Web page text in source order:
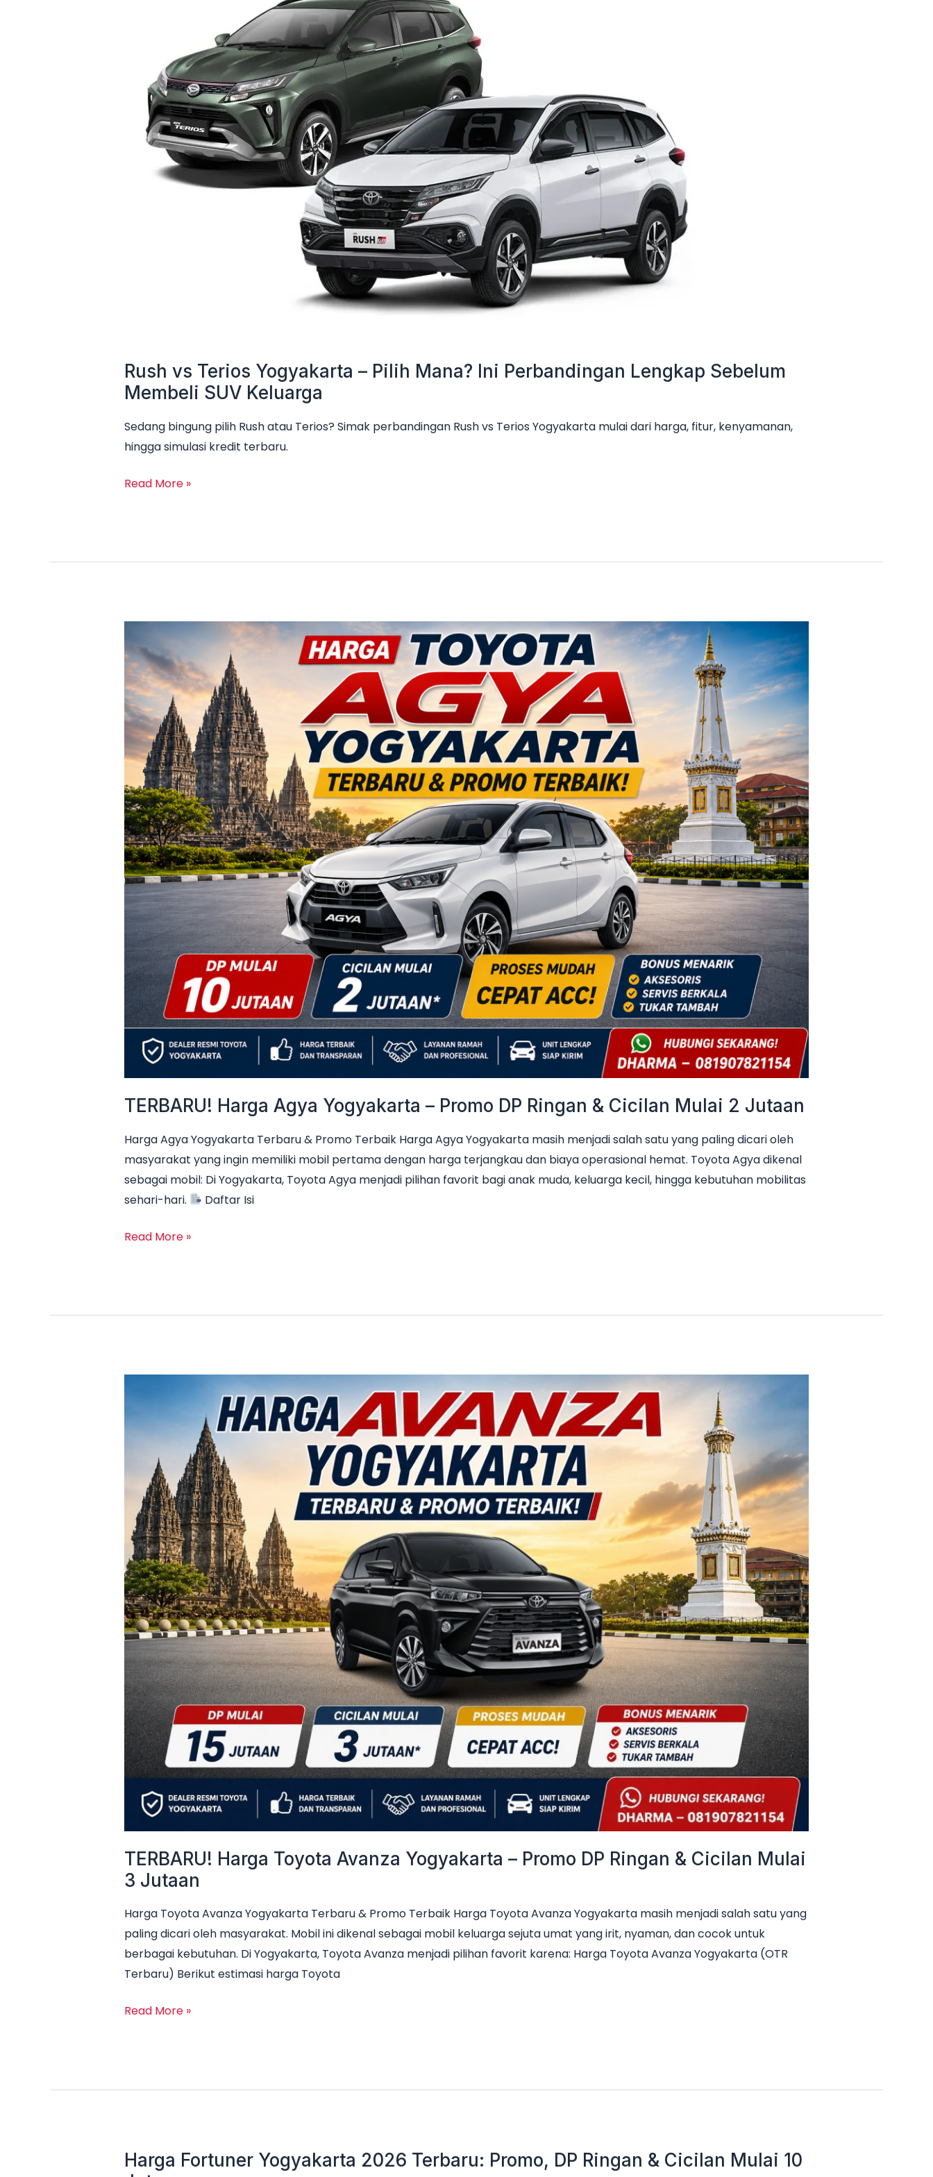
Rush vs Terios Yogyakarta – Pilih Mana? Ini Perbandingan Lengkap Sebelum
Membeli SUV Keluarga
Sedang bingung pilih Rush atau Terios? Simak perbandingan Rush vs Terios Yogyakarta mulai dari harga, fitur, kenyamanan,
hingga simulasi kredit terbaru.
Mana?
Perbandingan
Lengkap
Sebelum
Membeli
Read More »
TERBARU! Harga Agya Yogyakarta – Promo DP Ringan & Cicilan Mulai 2 Jutaan
Harga Agya Yogyakarta Terbaru & Promo Terbaik Harga Agya Yogyakarta masih menjadi salah satu yang paling dicari oleh
masyarakat yang ingin memiliki mobil pertama dengan harga terjangkau dan biaya operasional hemat. Toyota Agya dikenal
sebagai mobil: Di Yogyakarta, Toyota Agya menjadi pilihan favorit bagi anak muda, keluarga kecil, hingga kebutuhan mobilitas
sehari-hari.
Daftar Isi
TERBARU!
Harga
Agya
Yogyakarta
–
Promo
DP
Ringan
&
Cicilan
Mulai
2
Jutaan
Read More »
TERBARU! Harga Toyota Avanza Yogyakarta – Promo DP Ringan & Cicilan Mulai
3 Jutaan
Harga Toyota Avanza Yogyakarta Terbaru & Promo Terbaik Harga Toyota Avanza Yogyakarta masih menjadi salah satu yang
paling dicari oleh masyarakat. Mobil ini dikenal sebagai mobil keluarga sejuta umat yang irit, nyaman, dan cocok untuk
berbagai kebutuhan. Di Yogyakarta, Toyota Avanza menjadi pilihan favorit karena: Harga Toyota Avanza Yogyakarta (OTR
Terbaru) Berikut estimasi harga Toyota
Harga
Toyota
Avanza
Yogyakarta
Promo
DP
Ringan
&
Cicilan
Mulai
3
Jutaan
Read More »
Harga Fortuner Yogyakarta 2026 Terbaru: Promo, DP Ringan & Cicilan Mulai 10
Harga